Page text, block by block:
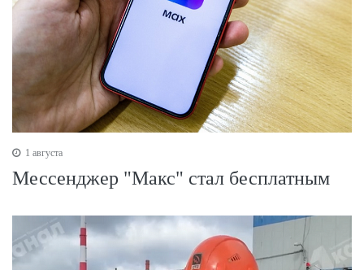
1 августа
Мессенджер "Макс" стал бесплатным